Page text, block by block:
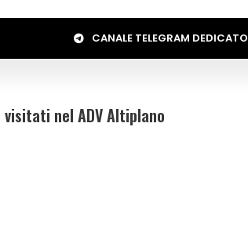
CANALE TELEGRAM DEDICATO
nel ADV Altiplano